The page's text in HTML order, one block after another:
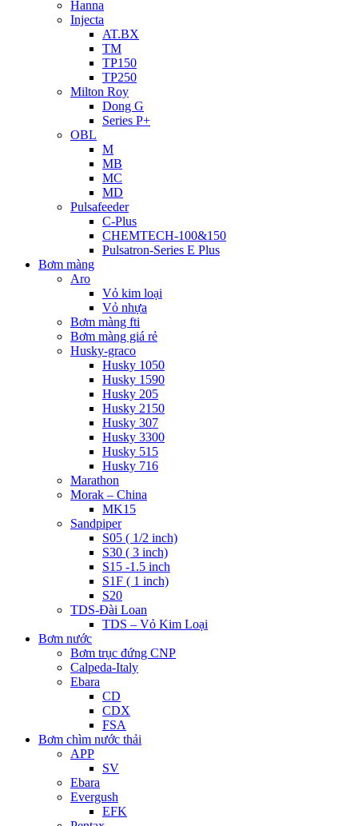
Hanna
Injecta
AT.BX
TM
TP150
TP250
Milton Roy
Dong G
Series P+
OBL
M
MB
MC
MD
Pulsafeeder
C-Plus
CHEMTECH-100&150
Pulsatron-Series E Plus
Bơm màng
Aro
Vỏ kim loại
Vỏ nhựa
Bơm màng fti
Bơm màng giá rẻ
Husky-graco
Husky 1050
Husky 1590
Husky 205
Husky 2150
Husky 307
Husky 3300
Husky 515
Husky 716
Marathon
Morak – China
MK15
Sandpiper
S05 ( 1/2 inch)
S30 ( 3 inch)
S15 -1.5 inch
S1F ( 1 inch)
S20
TDS-Đài Loan
TDS – Vỏ Kim Loại
Bơm nước
Bơm trục đứng CNP
Calpeda-Italy
Ebara
CD
CDX
FSA
Bơm chìm nước thải
APP
SV
Ebara
Evergush
EFK